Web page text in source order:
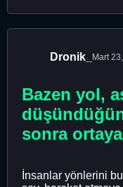
Dronik_ Mart
Bazen yol,
sonra ortaya
İnsanlar yönlerini